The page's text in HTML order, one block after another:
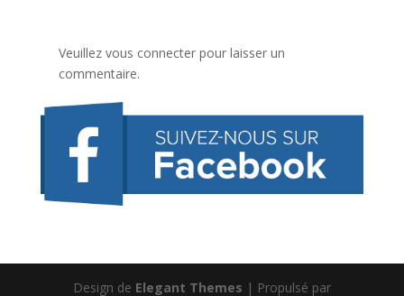
Veuillez vous connecter pour laisser un
commentaire.
Design de Elegant Themes | Propulsé par